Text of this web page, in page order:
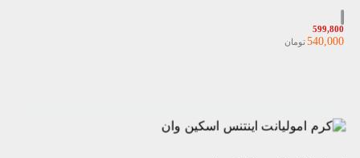
599,800
540,000تومان